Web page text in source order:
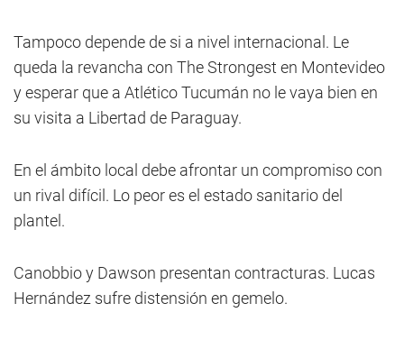
Tampoco depende de si a nivel internacional. Le
queda la revancha con The Strongest en Montevideo
y esperar que a Atlético Tucumán no le vaya bien en
su visita a Libertad de Paraguay.
En el ámbito local debe afrontar un compromiso con
un rival difícil. Lo peor es el estado sanitario del
plantel.
Canobbio y Dawson presentan contracturas. Lucas
Hernández sufre distensión en gemelo.